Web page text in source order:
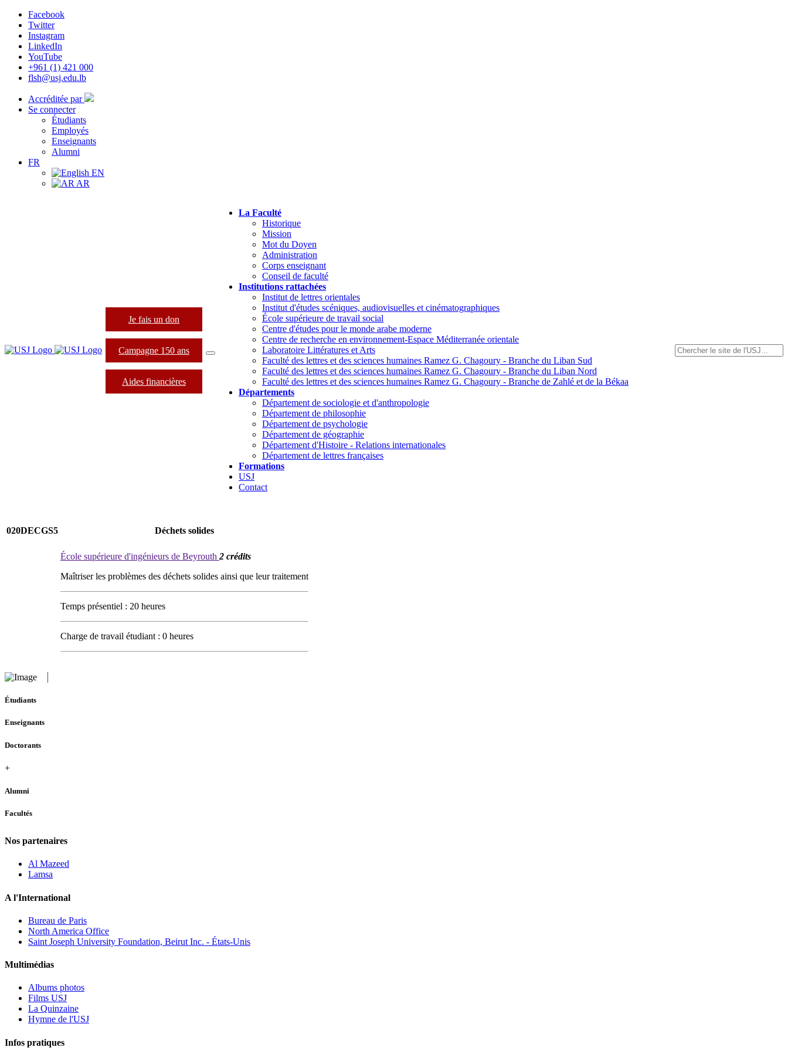
Facebook
Twitter
Instagram
LinkedIn
YouTube
+961 (1) 421 000
flsh@usj.edu.lb
Accréditée par
Se connecter
Étudiants
Employés
Enseignants
Alumni
FR
EN
AR
Je fais un don
Campagne 150 ans
Aides financières
La Faculté
Historique
Mission
Mot du Doyen
Administration
Corps enseignant
Conseil de faculté
Institutions rattachées
Institut de lettres orientales
Institut d'études scéniques, audiovisuelles et cinématographiques
École supérieure de travail social
Centre d'études pour le monde arabe moderne
Centre de recherche en environnement-Espace Méditerranée orientale
Laboratoire Littératures et Arts
Faculté des lettres et des sciences humaines Ramez G. Chagoury - Branche du Liban Sud
Faculté des lettres et des sciences humaines Ramez G. Chagoury - Branche du Liban Nord
Faculté des lettres et des sciences humaines Ramez G. Chagoury - Branche de Zahlé et de la Békaa
Départements
Département de sociologie et d'anthropologie
Département de philosophie
Département de psychologie
Département de géographie
Département d'Histoire - Relations internationales
Département de lettres françaises
Formations
USJ
Contact
020DECGS5 Déchets solides
École supérieure d'ingénieurs de Beyrouth 2 crédits
Maîtriser les problèmes des déchets solides ainsi que leur traitement
Temps présentiel : 20 heures
Charge de travail étudiant : 0 heures
Étudiants
Enseignants
Doctorants
+
Alumni
Facultés
Nos partenaires
Al Mazeed
Lamsa
A l'International
Bureau de Paris
North America Office
Saint Joseph University Foundation, Beirut Inc. - États-Unis
Multimédias
Albums photos
Films USJ
La Quinzaine
Hymne de l'USJ
Infos pratiques